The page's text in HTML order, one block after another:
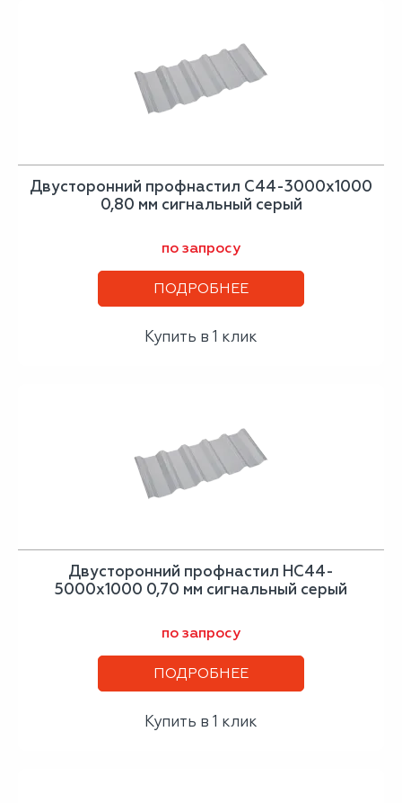
Двусторонний профнастил С44-3000х1000
0,80 мм сигнальный серый
по запросу
ПОДРОБНЕЕ
Купить в 1 клик
Двусторонний профнастил НС44-
5000х1000 0,70 мм сигнальный серый
по запросу
ПОДРОБНЕЕ
Купить в 1 клик